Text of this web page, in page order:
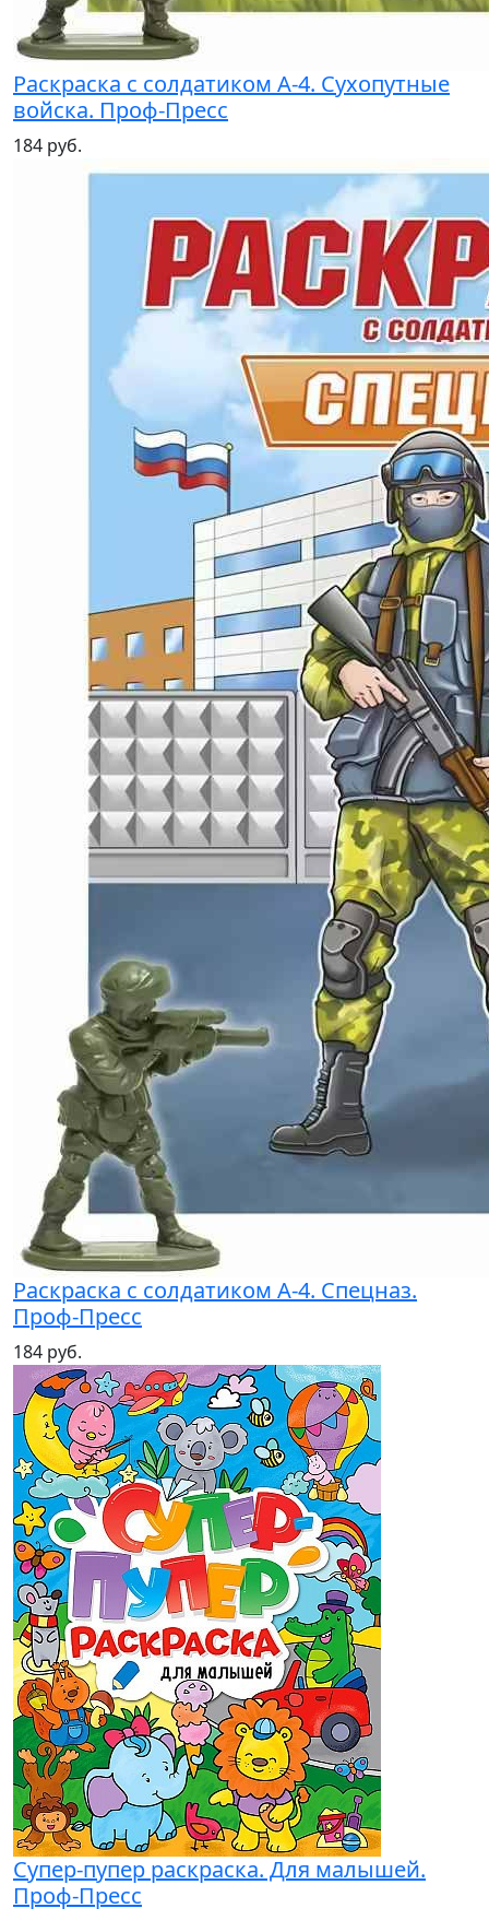
Раскраска с солдатиком А-4. Сухопутные
войска. Проф-Пресс
184 руб.
Раскраска с солдатиком А-4. Спецназ.
Проф-Пресс
184 руб.
Супер-пупер раскраска. Для малышей.
Проф-Пресс